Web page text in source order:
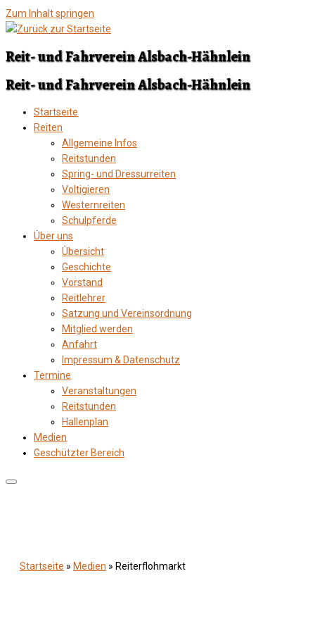
Zum Inhalt springen
Reit- und Fahrverein Alsbach-Hähnlein
Reit- und Fahrverein Alsbach-Hähnlein
Startseite
Reiten
Allgemeine Infos
Reitstunden
Spring- und Dressurreiten
Voltigieren
Westernreiten
Schulpferde
Über uns
Übersicht
Geschichte
Vorstand
Reitlehrer
Satzung und Vereinsordnung
Mitglied werden
Anfahrt
Impressum & Datenschutz
Termine
Veranstaltungen
Reitstunden
Hallenplan
Medien
Geschützter Bereich
Startseite » Medien » Reiterflohmarkt